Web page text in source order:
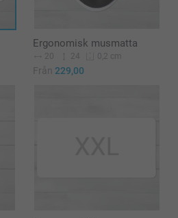
Ergonomisk musmatta
20 24 0,2 cm
Från 229,00